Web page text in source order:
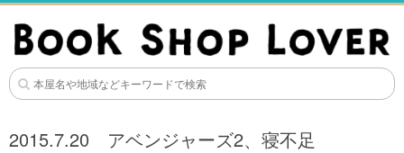
2015.7.20 アベンジャーズ2、寝不足